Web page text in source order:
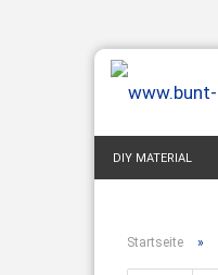
DIY MATERIAL
Startseite »